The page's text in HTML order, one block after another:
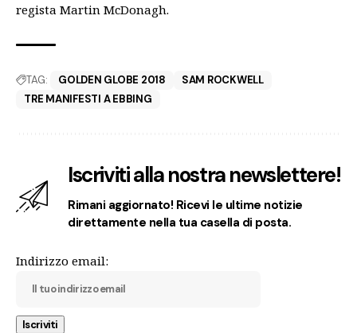
regista Martin McDonagh.
TAG: GOLDEN GLOBE 2018
SAM ROCKWELL
TRE MANIFESTI A EBBING
Iscriviti alla nostra newslettere!
Rimani aggiornato! Ricevi le ultime notizie
direttamente nella tua casella di posta.
Indirizzo email: